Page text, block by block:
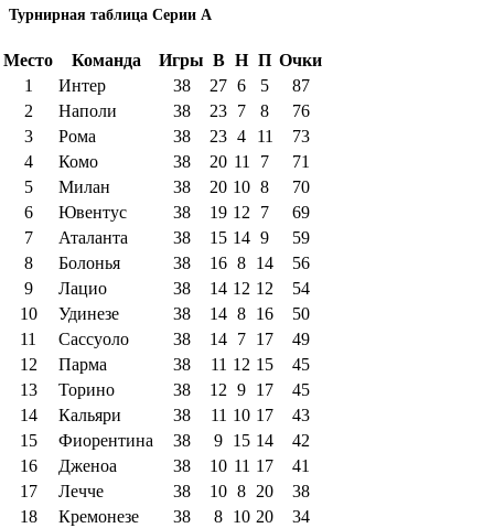
Турнирная таблица Серии А
Место Команда Игры В Н П Очки
1
Интер 38 27 6 5
87
2
Наполи 38 23 7 8
76
3
Рома 38 23 4 11
73
4
Комо 38 20 11 7
71
5
Милан 38 20 10 8
70
6
Ювентус 38 19 12 7
69
7
Аталанта 38 15 14 9
59
8
Болонья 38 16 8 14
56
9
Лацио 38 14 12 12
54
10
Удинезе 38 14 8 16
50
11
Сассуоло 38 14 7 17
49
12
Парма 38 11 12 15
45
13
Торино 38 12 9 17
45
14
Кальяри 38 11 10 17
43
15
Фиорентина 38 9 15 14
42
16
Дженоа 38 10 11 17
41
17
Лечче 38 10 8 20
38
18
Кремонезе 38 8 10 20
34